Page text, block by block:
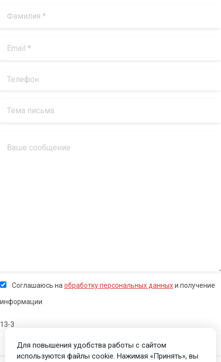
Соглашаюсь на обработку персональных данныхи получение
информации
13-3
Для повышения удобства работы с сайтом
используются файлы cookie. Нажимая «Принять», вы